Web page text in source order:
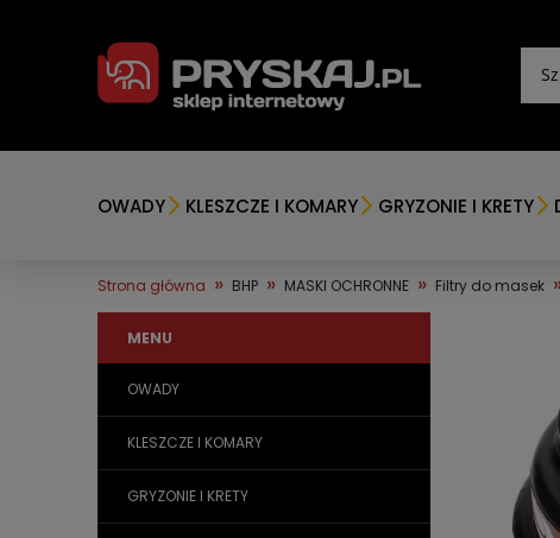
OWADY KLESZCZE I KOMARY GRYZONIE I KRETY
Strona główna » BHP » MASKI OCHRONNE » Filtry do masek
MENU
OWADY
KLESZCZE I KOMARY
GRYZONIE I KRETY